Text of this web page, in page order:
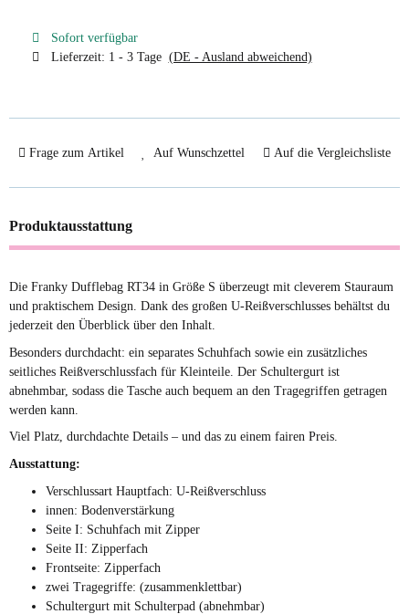
Sofort verfügbar
Lieferzeit: 1 - 3 Tage (DE - Ausland abweichend)
Frage zum Artikel Auf Wunschzettel Auf die Vergleichsliste
Produktausstattung
Die Franky Dufflebag RT34 in Größe S überzeugt mit cleverem Stauraum
und praktischem Design. Dank des großen U-Reißverschlusses behältst du
jederzeit den Überblick über den Inhalt.
Besonders durchdacht: ein separates Schuhfach sowie ein zusätzliches
seitliches Reißverschlussfach für Kleinteile. Der Schultergurt ist
abnehmbar, sodass die Tasche auch bequem an den Tragegriffen getragen
werden kann.
Viel Platz, durchdachte Details – und das zu einem fairen Preis.
Ausstattung:
Verschlussart Hauptfach: U-Reißverschluss
innen: Bodenverstärkung
Seite I: Schuhfach mit Zipper
Seite II: Zipperfach
Frontseite: Zipperfach
zwei Tragegriffe: (zusammenklettbar)
Schultergurt mit Schulterpad (abnehmbar)